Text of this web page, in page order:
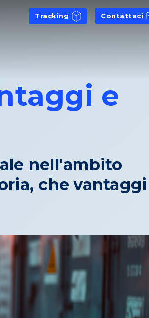
Tracking Contattaci
e
nell'ambito
che vantaggi